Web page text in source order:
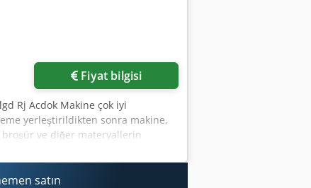
Fiyat bilgisi
Rj Acdok Makine çok iyi
yerleştirildikten sonra makine,
broşür ve diğer materyallerin
çevrim sayısı: 20-25
– 18 cm Yükseklik: 15 cm. Makine
satın